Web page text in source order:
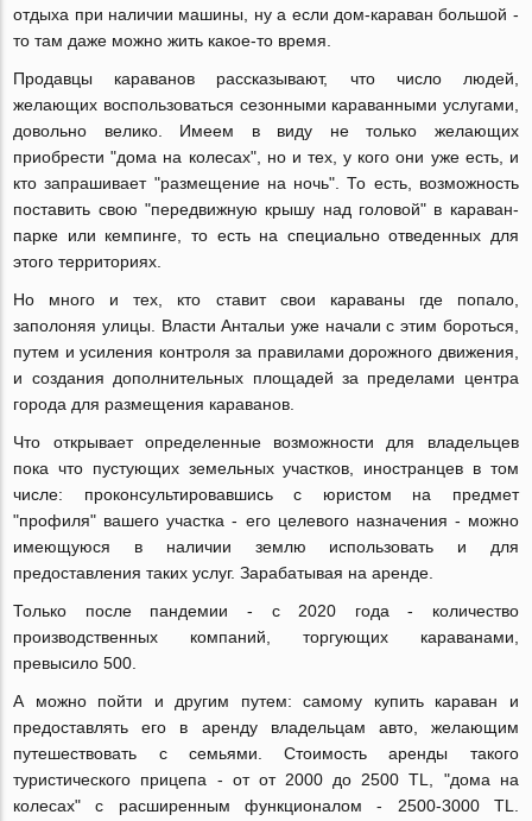
отдыха при наличии машины, ну а если дом-караван большой -
то там даже можно жить какое-то время.
Продавцы караванов рассказывают, что число людей,
желающих воспользоваться сезонными караванными услугами,
довольно велико. Имеем в виду не только желающих
приобрести "дома на колесах", но и тех, у кого они уже есть, и
кто запрашивает "размещение на ночь". То есть, возможность
поставить свою "передвижную крышу над головой" в караван-
парке или кемпинге, то есть на специально отведенных для
этого территориях.
Но много и тех, кто ставит свои караваны где попало,
заполоняя улицы. Власти Антальи уже начали с этим бороться,
путем и усиления контроля за правилами дорожного движения,
и создания дополнительных площадей за пределами центра
города для размещения караванов.
Что открывает определенные возможности для владельцев
пока что пустующих земельных участков, иностранцев в том
числе: проконсультировавшись с юристом на предмет
"профиля" вашего участка - его целевого назначения - можно
имеющуюся в наличии землю использовать и для
предоставления таких услуг. Зарабатывая на аренде.
Только после пандемии - с 2020 года - количество
производственных компаний, торгующих караванами,
превысило 500.
А можно пойти и другим путем: самому купить караван и
предоставлять его в аренду владельцам авто, желающим
путешествовать с семьями. Стоимость аренды такого
туристического прицепа - от от 2000 до 2500 TL, "дома на
колесах" с расширенным функционалом - 2500-3000 TL.